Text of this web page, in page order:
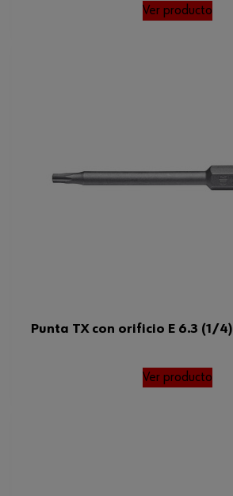
Ver producto
Punta TX con orificio E 6.3 (1/4)
Ver producto